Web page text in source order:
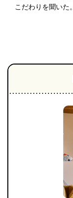
こだわりを聞いた。